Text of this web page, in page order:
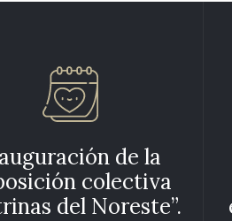
de la
colectiva
del Noreste”.